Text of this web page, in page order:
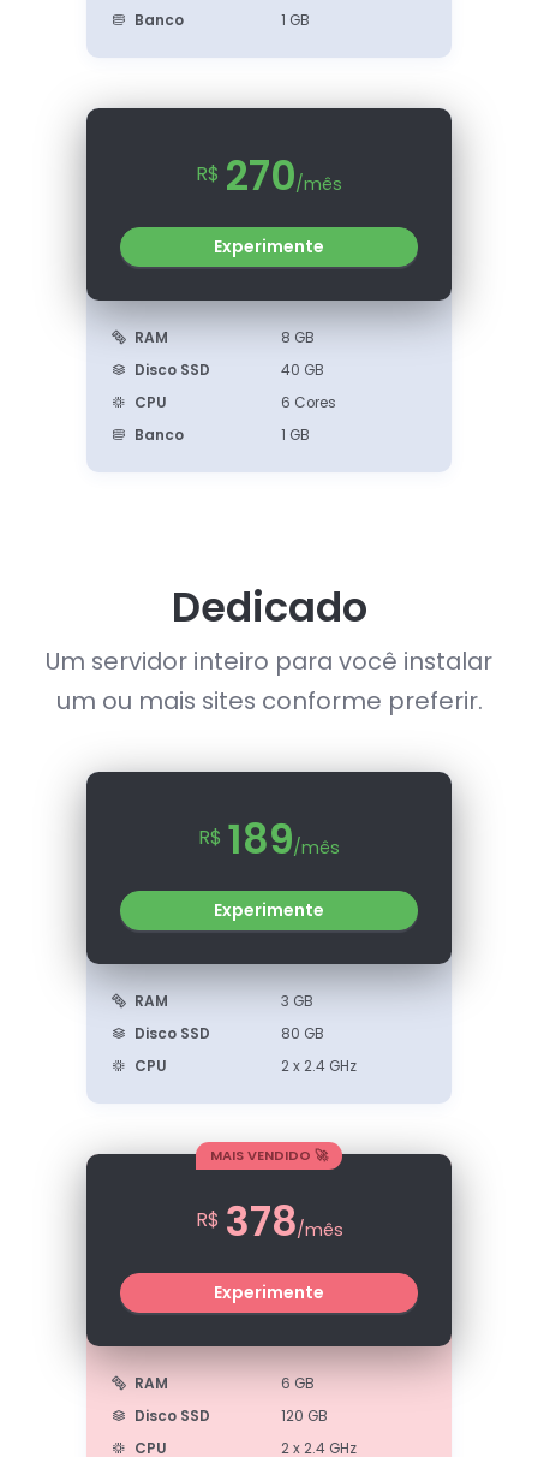
Banco
1 GB
R$ 270/mês
Experimente
RAM
8 GB
Disco SSD
40 GB
CPU
6 Cores
Banco
1 GB
Dedicado
Um servidor inteiro para você instalar
um ou mais sites conforme preferir.
R$ 189/mês
Experimente
RAM
3 GB
Disco SSD
80 GB
CPU
2 x 2.4 GHz
MAIS VENDIDO 🚀
R$ 378/mês
Experimente
RAM
6 GB
Disco SSD
120 GB
CPU
2 x 2.4 GHz